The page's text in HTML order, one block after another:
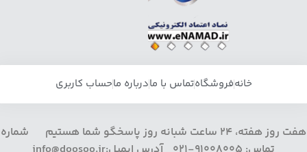
خانهفروشگاهتماس با مادرباره ماحساب کاربری
هفت روز هفته، 24 ساعت شبانه روز پاسخگو شما هستیم شماره